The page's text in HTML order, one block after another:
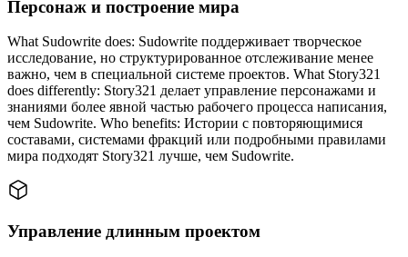
Персонаж и построение мира
What Sudowrite does: Sudowrite поддерживает творческое
исследование, но структурированное отслеживание менее
важно, чем в специальной системе проектов. What Story321
does differently: Story321 делает управление персонажами и
знаниями более явной частью рабочего процесса написания,
чем Sudowrite. Who benefits: Истории с повторяющимися
составами, системами фракций или подробными правилами
мира подходят Story321 лучше, чем Sudowrite.
Управление длинным проектом